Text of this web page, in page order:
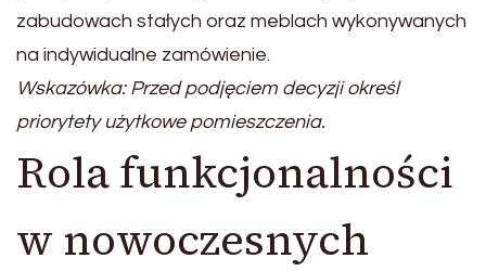
zabudowach stałych oraz meblach wykonywanych
na indywidualne zamówienie.
Wskazówka: Przed podjęciem decyzji określ
priorytety użytkowe pomieszczenia.
Rola funkcjonalności
w nowoczesnych